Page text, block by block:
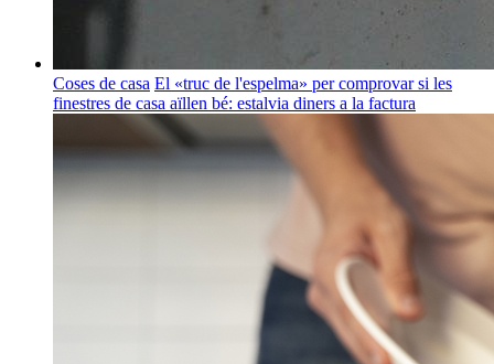
Coses de casa El «truc de l'espelma» per comprovar si les
finestres de casa aïllen bé: estalvia diners a la factura